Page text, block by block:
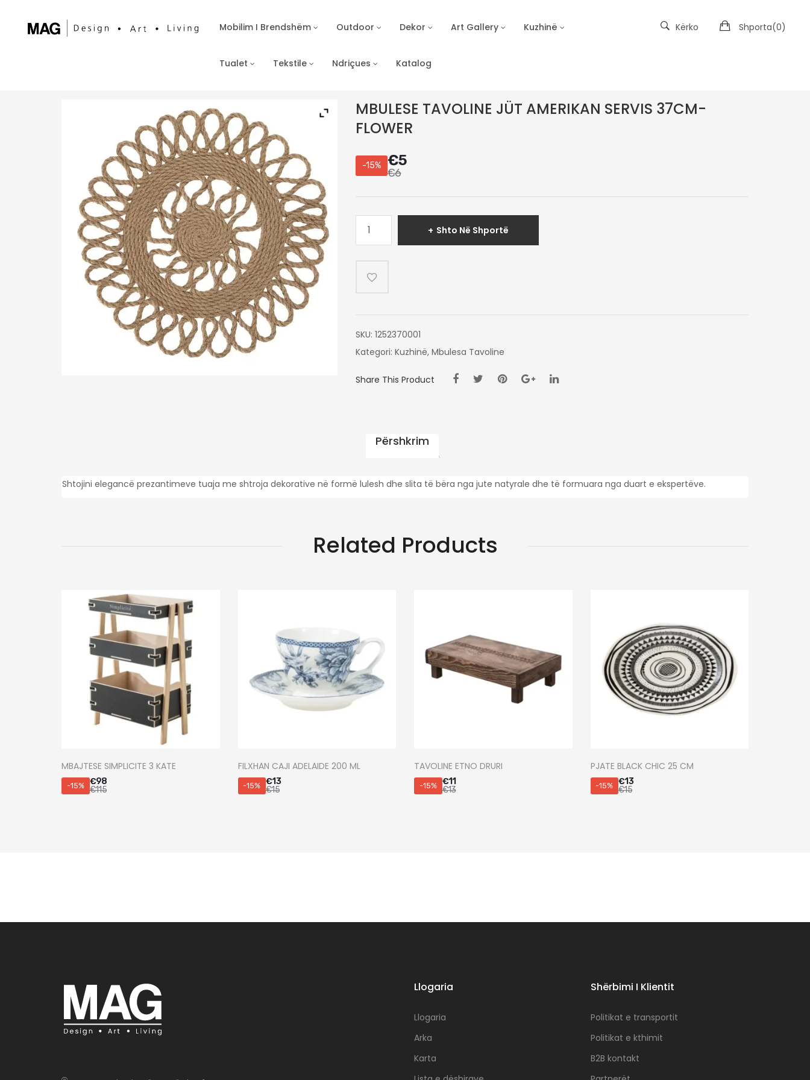
Mobilim I Brendshëm Outdoor Dekor Art Gallery Kuzhinë
Tualet Tekstile Ndriçues Katalog
Shporta(0)
Kërko
MBULESE TAVOLINE JÜT AMERIKAN SERVIS 37CM-
FLOWER
-15% €5
€6
MBULESE
AMERIKAN
Shto Në Shportë
SKU: 1252370001
Kategori: Kuzhinë, Mbulesa Tavoline
Share This Product
Përshkrim
Shtojini elegancë prezantimeve tuaja me shtroja dekorative në formë lulesh dhe slita të bëra nga jute natyrale dhe të formuara nga duart e ekspertëve.
Related Products
MBAJTESE SIMPLICITE 3 KATE
-15% €98
€115
FILXHAN CAJI ADELAIDE 200 ML
-15% €13
€15
TAVOLINE ETNO DRURI
-15% €11
€13
PJATE BLACK CHIC 25 CM
-15% €13
€15
Llogaria
Llogaria
Arka
Karta
Shërbimi I Klientit
Politikat e transportit
Politikat e kthimit
B2B kontakt